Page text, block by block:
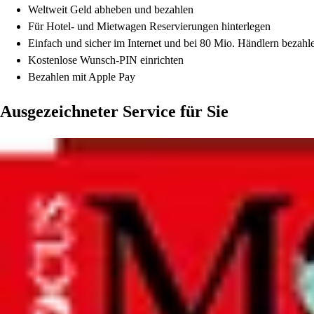
Weltweit Geld abheben und bezahlen
Für Hotel- und Mietwagen Reservierungen hinterlegen
Einfach und sicher im Internet und bei 80 Mio. Händlern
Kostenlose Wunsch-PIN einrichten
Bezahlen mit Apple Pay
Ausgezeichneter Service für Sie